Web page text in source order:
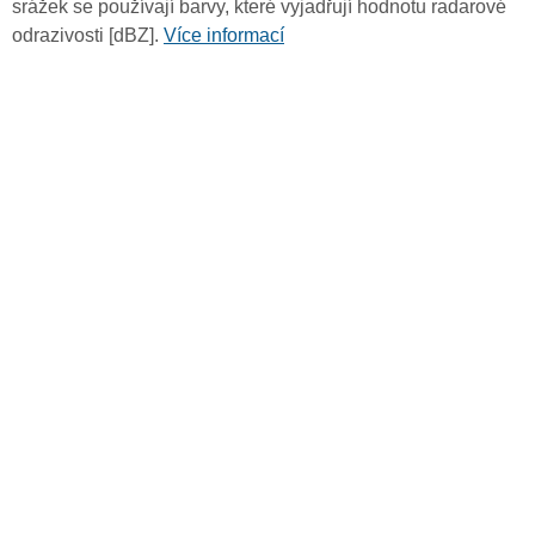
srážek se používají barvy, které vyjadřují hodnotu radarové
odrazivosti [dBZ]. Více informací